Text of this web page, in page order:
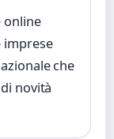
online
imprese
che
novità